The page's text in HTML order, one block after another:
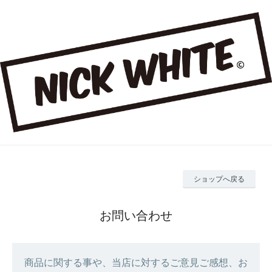
ショップへ戻る
お問い合わせ
商品に関する事や、当店に対するご意見ご感想、お